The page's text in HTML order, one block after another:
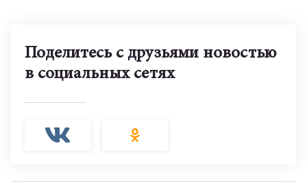
Поделитесь с друзьями новостью
в социальных сетях